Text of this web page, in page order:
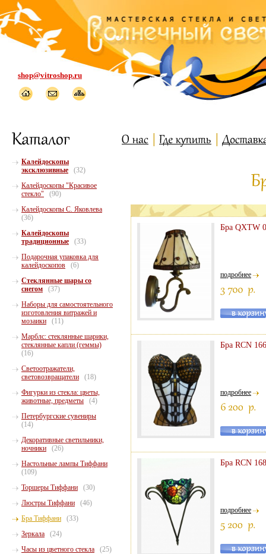
shop@vitroshop.ru
Бра QXTW
подробнее
Бра RCN 166
подробнее
Бра RCN 168
подробнее
Калейдоскопы
эксклюзивные
(32)
Калейдоскопы "Красивое
стекло"
(90)
Калейдоскопы С. Яковлева
(36)
Калейдоскопы
традиционные
(33)
Подарочная упаковка для
калейдоскопов
(6)
Стеклянные шары со
снегом
(37)
Наборы для самостоятельного
изготовления витражей и
мозаики
(11)
Марблс: стеклянные шарики,
стеклянные капли (геммы)
(16)
Светоотражатели,
световозвращатели
(18)
Фигурки из стекла: цветы,
животные, предметы
(4)
Петербургские сувениры
(14)
Декоративные светильники,
ночники
(26)
Настольные лампы Тиффани
(109)
Торшеры Тиффани
(30)
Люстры Тиффани
(46)
Бра Тиффани
(33)
Зеркала
(24)
Часы из цветного стекла
(25)